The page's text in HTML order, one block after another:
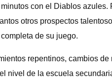
con el Diablos azules.
otros prospectos
de su juego.
repentinos, cambios
nivel de la escuela